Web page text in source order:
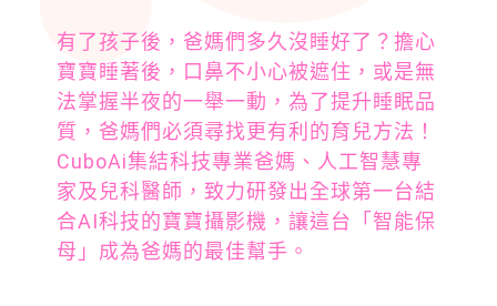
有了孩子後，爸媽們多久沒睡好了？擔心
寶寶睡著後，口鼻不小心被遮住，或是無
法掌握半夜的一舉一動，為了提升睡眠品
質，爸媽們必須尋找更有利的育兒方法！
CuboAi集結科技專業爸媽、人工智慧專
家及兒科醫師，致力研發出全球第一台結
合AI科技的寶寶攝影機，讓這台「智能保
母」成為爸媽的最佳幫手。